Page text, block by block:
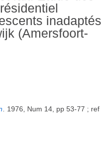
inadaptés
(Amersfoort-
1976, Num 14, pp 53-77 ; ref